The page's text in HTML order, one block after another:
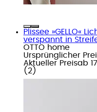
Plissee »GELLO«
verspannt in
OTTO home
Ursprünglicher
Aktueller Preisab
( 2 )